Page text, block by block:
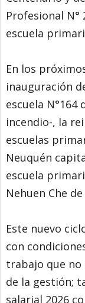
Profesional N°
escuela
En los
inauguración
escuela N°164
incendio-, la
escuelas
Neuquén
escuela
Nehuen Che
Este nuevo
con
trabajo que
de la gestión;
salarial 2026